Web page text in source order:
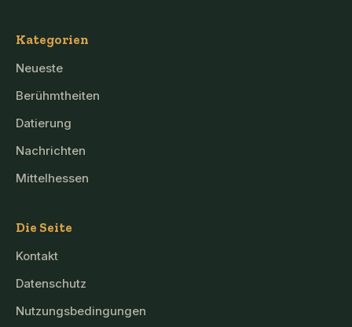
Kategorien
Neueste
Berühmtheiten
Datierung
Nachrichten
Mittelhessen
Die Seite
Kontakt
Datenschutz
Nutzungsbedingungen